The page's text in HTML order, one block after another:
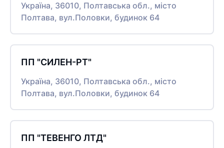
Україна, 36010, Полтавська обл., місто
Полтава, вул.Половки, будинок 64
ПП "СИЛЕН-РТ"
Україна, 36010, Полтавська обл., місто
Полтава, вул.Половки, будинок 64
ПП "ТЕВЕНГО ЛТД"